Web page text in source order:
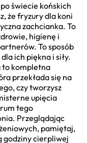
świecie końskich
że fryzury dla koni
zachcianka. To
higienę i
To sposób
ich piękna i siły.
to kompletna
przekłada się na
czy tworzysz
upięcia
tego
Przeglądając
pamiętaj,
godziny cierpliwej